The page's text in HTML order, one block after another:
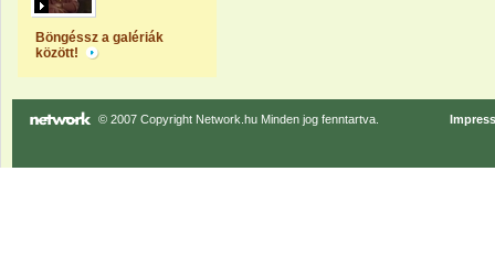
Böngéssz a galériák
között!
© 2007 Copyright Network.hu Minden jog fenntartva.